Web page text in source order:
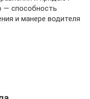
— способность
и манере водителя